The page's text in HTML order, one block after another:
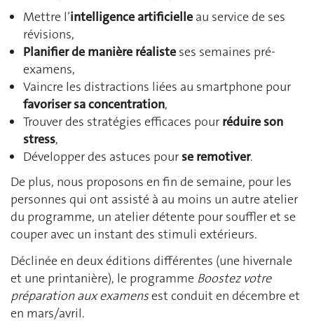
Mettre l’intelligence artificielle au service de ses
révisions,
Planifier de manière réaliste ses semaines pré-
examens,
Vaincre les distractions liées au smartphone pour
favoriser sa concentration,
Trouver des stratégies efficaces pour réduire son
stress,
Développer des astuces pour se remotiver.
De plus, nous proposons en fin de semaine, pour les
personnes qui ont assisté à au moins un autre atelier
du programme, un atelier détente pour souffler et se
couper avec un instant des stimuli extérieurs.
Déclinée en deux éditions différentes (une hivernale
et une printanière), le programme Boostez votre
préparation aux examensest conduit en décembre et
en mars/avril.